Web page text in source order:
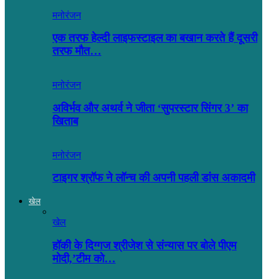
मनोरंजन
एक तरफ हेल्दी लाइफस्टाइल का बखान करते हैं दूसरी
तरफ मौत…
मनोरंजन
अविर्भव और अथर्व ने जीता ‘सुपरस्टार सिंगर 3’ का
खिताब
मनोरंजन
टाइगर श्रॉफ ने लॉन्च की अपनी पहली डांस अकादमी
खेल
खेल
हॉकी के दिग्गज श्रीजेश से संन्यास पर बोले पीएम
मोदी,’टीम को…